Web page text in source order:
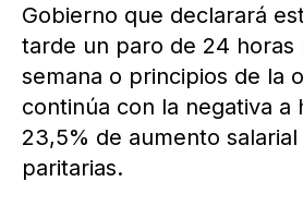
Gobierno que declarará
tarde un paro de 24 horas
semana o principios de la
continúa con la negativa a
23,5% de aumento
paritarias.